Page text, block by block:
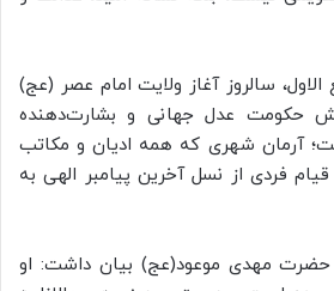
سالروز آغاز ولایت امام عصر (عج)
حکومت عدل جهانی و بشارت‌دهنده
آرمان شهری که همه ادیان و مکاتب
فردی از نسل آخرین پیامبر الهی به
حضرت مهدی موعود(عج) بیان داشت: او